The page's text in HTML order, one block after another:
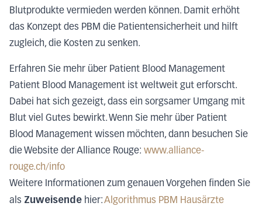
Blutprodukte vermieden werden können. Damit erhöht
das Konzept des PBM die Patientensicherheit und hilft
zugleich, die Kosten zu senken.
Erfahren Sie mehr über Patient Blood Management
Patient Blood Management ist weltweit gut erforscht.
Dabei hat sich gezeigt, dass ein sorgsamer Umgang mit
Blut viel Gutes bewirkt. Wenn Sie mehr über Patient
Blood Management wissen möchten, dann besuchen Sie
die Website der Alliance Rouge: www.alliance-
rouge.ch/info
Weitere Informationen zum genauen Vorgehen finden Sie
als Zuweisende hier:Algorithmus PBM Hausärzte